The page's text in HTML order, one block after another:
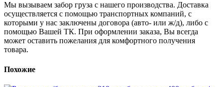
Мы вызываем забор груза с нашего производства. Доставка
осуществляется с помощью транспортных компаний, с
которыми у нас заключены договора (авто- или ж/д), либо с
помощью Вашей ТК. При оформлении заказа, Вы всегда
может оставить пожелания для комфортного получения
товара.
Похожие